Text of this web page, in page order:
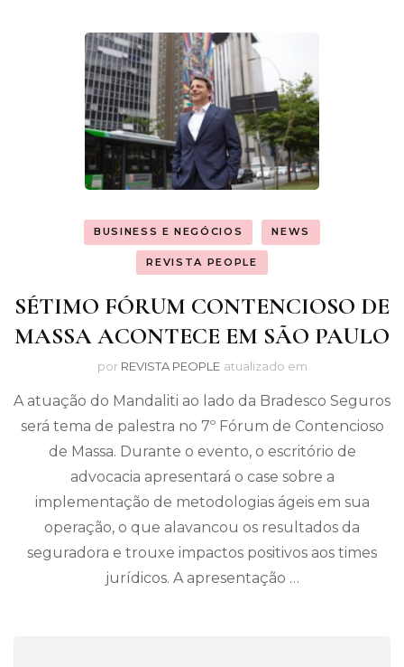
BUSINESS E NEGÓCIOS NEWS
REVISTA PEOPLE
SÉTIMO FÓRUM CONTENCIOSO DE
MASSA ACONTECE EM SÃO PAULO
por REVISTA PEOPLE atualizado em
A atuação do Mandaliti ao lado da Bradesco Seguros
será tema de palestra no 7º Fórum de Contencioso
de Massa. Durante o evento, o escritório de
advocacia apresentará o case sobre a
implementação de metodologias ágeis em sua
operação, o que alavancou os resultados da
seguradora e trouxe impactos positivos aos times
jurídicos. A apresentação …